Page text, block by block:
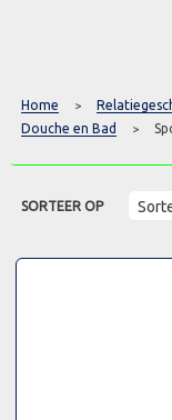
Home >
Douche en Bad >
SORTEER OP